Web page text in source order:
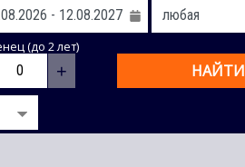
(до 2 лет)
+ НАЙТИ